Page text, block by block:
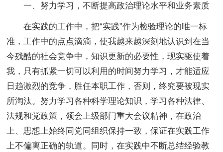
一、努力学习，不断提高政治理论水平和业务素质
在实践的工作中，把“实践”作为检验理论的唯一标
准，工作中的点点滴滴，使我越来越深刻地认识到在当
今残酷的社会竞争中，知识更新的必要性，现实驱使着
我，只有抓紧一切可以利用的时间努力学习，才能适应
日趋激烈的竞争，胜任本职工作，否则，终究要被现实
所淘汰。努力学习各种科学理论知识，学习各种法律、
法规和党政策，领会上级部门重大会议精神，在政治
上、思想上始终同党同组织保持一致，保证在实践工作
上不偏离正确的轨道。同时，在实践中不断总结经验教